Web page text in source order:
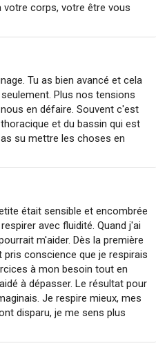
votre corps, votre être vous
Tu as bien avancé et cela
Plus nos tensions
en défaire. Souvent c'est
et du bassin qui est
su mettre les choses en
était sensible et encombrée
avec fluidité. Quand j'ai
m'aider. Dès la première
conscience que je respirais
à mon besoin tout en
à dépasser. Le résultat pour
Je respire mieux, mes
disparu, je me sens plus